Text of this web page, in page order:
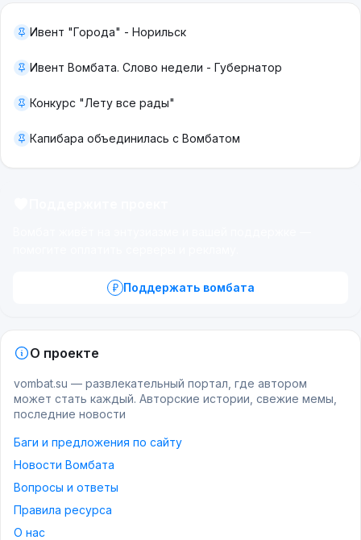
Ивент "Города" - Норильск
Ивент Вомбата. Слово недели - Губернатор
Конкурс "Лету все рады"
Капибара объединилась с Вомбатом
Поддержать вомбата
О проекте
vombat.su — развлекательный портал, где автором
может стать каждый. Авторские истории, свежие мемы,
последние новости
Баги и предложения по сайту
Новости Вомбата
Вопросы и ответы
Правила ресурса
О нас